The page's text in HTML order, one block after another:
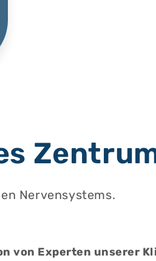
Nervensystems.
von Experten unserer